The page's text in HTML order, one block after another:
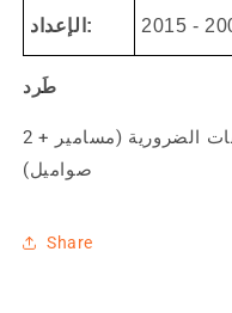
الإعداد:
طَرد
2 قطعة دواسات + دعامات + الملحقات الضرورية (مسامير +
صواميل)
Share